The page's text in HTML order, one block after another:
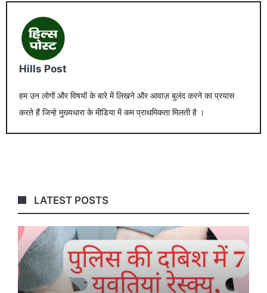
Hills Post
हम उन लोगों और विषयों के बारे में लिखने और आवाज़ बुलंद करने का प्रयास
करते हैं जिन्हे मुख्यधारा के मीडिया में कम प्राथमिकता मिलती है ।
LATEST POSTS